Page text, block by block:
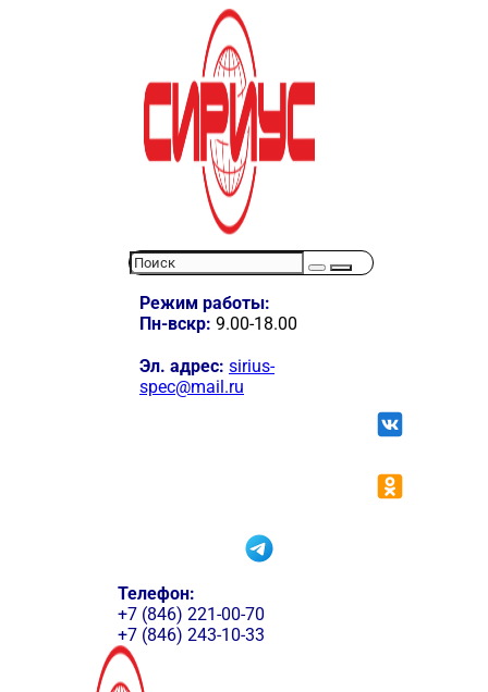
Режим работы:
Пн-вскр: 9.00-18.00
Эл. адрес: sirius-
spec@mail.ru
Телефон:
+7 (846) 221-00-70
+7 (846) 243-10-33